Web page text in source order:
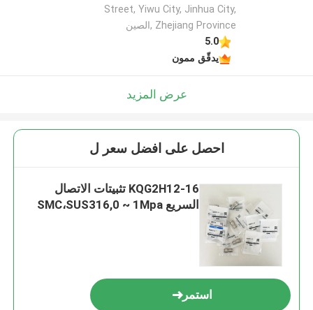
Street, Yiwu City, Jinhua City,
Zhejiang Province ,الصين
5.0
يدقّق ممون
عرض المزيد
احصل على افضل سعر ل
KQG2H12-16 تثبيتات الاتصال
السريع SMC،SUS316,0 ~ 1Mpa
استمر